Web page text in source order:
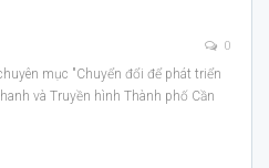
0
mục "Chuyển đổi để phát triển
và Truyền hình Thành phố Cần